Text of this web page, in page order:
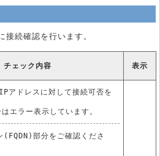
接続確認を行います。
チェック内容 表示
アドレスに対して接続可否を
エラー表示しています。
部分をご確認くださ